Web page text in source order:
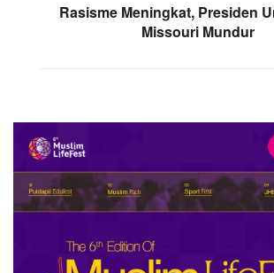
Rasisme Meningkat, Presiden
Missouri Mundur